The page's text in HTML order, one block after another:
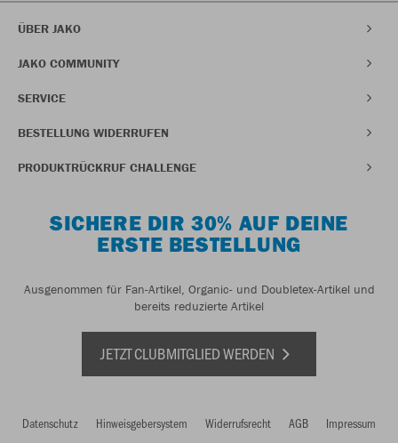
ÜBER JAKO
JAKO COMMUNITY
SERVICE
BESTELLUNG WIDERRUFEN
PRODUKTRÜCKRUF CHALLENGE
SICHERE DIR 30% AUF DEINE
ERSTE BESTELLUNG
Ausgenommen für Fan-Artikel, Organic- und Doubletex-Artikel und
bereits reduzierte Artikel
JETZT CLUBMITGLIED WERDEN
Datenschutz Hinweisgebersystem Widerrufsrecht AGB Impressum